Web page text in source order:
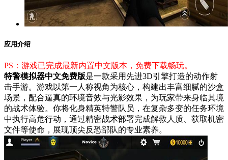
应用介绍
PS：游戏已完成最新内置中文版本，免费下载畅玩。
特警模拟器中文免费版是一款采用先进3D引擎打造的动作射
击手游。游戏以第一人称视角为核心，构建出丰富细腻的沙盒
场景，配合逼真的环境音效与光影效果，为玩家带来身临其境
的战术体验。你将化身精英特警队员，在复杂多变的任务环境
中执行高危行动，通过精密战术部署完成解救人质、获取机密
文件等使命，展现顶尖反恐部队的专业素养。